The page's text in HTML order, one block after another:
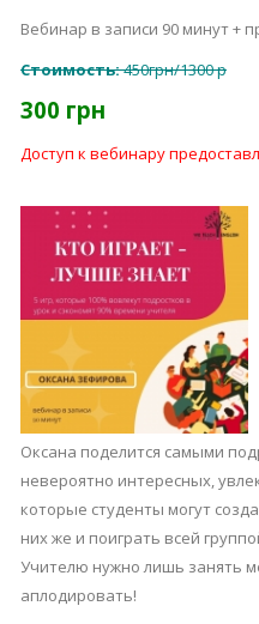
Вебинар в записи 90 минут +
Стоимость:450грн/1300 р
300 грн
Доступ к вебинару
Оксана поделится самыми
невероятно интересных,
которые студенты могут
них же и поиграть всей
Учителю нужно лишь занять
аплодировать!